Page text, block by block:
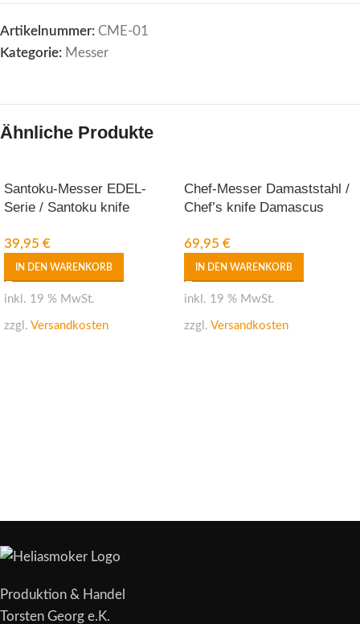
Artikelnummer: CME-01
Kategorie: Messer
Ähnliche Produkte
Santoku-Messer EDEL-
Serie / Santoku knife
39,95 €
IN DEN WARENKORB
inkl. 19 % MwSt.
zzgl. Versandkosten
Chef-Messer Damaststahl /
Chef’s knife Damascus
69,95 €
IN DEN WARENKORB
inkl. 19 % MwSt.
zzgl. Versandkosten
Produktion & Handel
Torsten Georg e.K.